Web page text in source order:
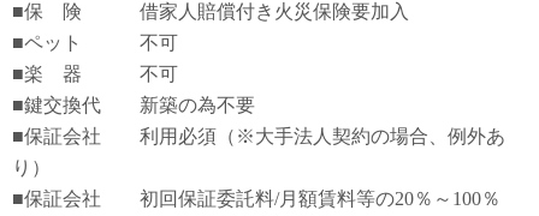
■保 険 借家人賠償付き火災保険要加入
■ペット 不可
■楽 器 不可
■鍵交換代 新築の為不要
■保証会社 利用必須（※大手法人契約の場合、例外あ
り）
■保証会社 初回保証委託料/月額賃料等の20％～100％